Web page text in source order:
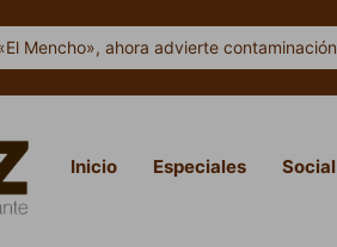
Mencho», ahora advierte contaminación
Inicio Especiales Social